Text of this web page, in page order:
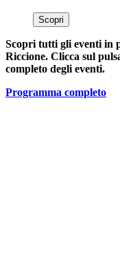
Scopri
Scopri tutti gli eventi in
Riccione. Clicca sul
completo degli eventi.
Programma completo